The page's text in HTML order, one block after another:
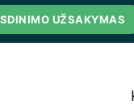
UŽSAKYMAS